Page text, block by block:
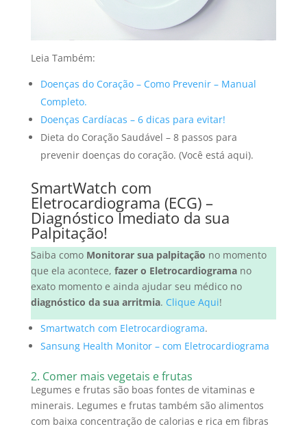
Leia Também:
Doenças do Coração – Como Prevenir – Manual
Completo.
Doenças Cardíacas – 6 dicas para evitar!
Dieta do Coração Saudável – 8 passos para
prevenir doenças do coração. (Você está aqui).
SmartWatch com
Eletrocardiograma (ECG) –
Diagnóstico Imediato da sua
Palpitação!
Saiba como Monitorar sua palpitação no momento
que ela acontece, fazer o Eletrocardiogramano
exato momento e ainda ajudar seu médico no
diagnóstico da sua arritmia. Clique Aqui!
Smartwatch com Eletrocardiograma.
Sansung Health Monitor – com Eletrocardiograma
2. Comer mais vegetais e frutas
Legumes e frutas são boas fontes de vitaminas e
minerais. Legumes e frutas também são alimentos
com baixa concentração de calorias e rica em fibras